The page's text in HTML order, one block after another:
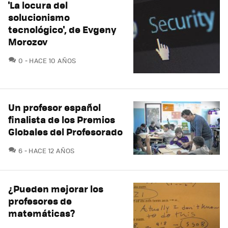
'La locura del
solucionismo
tecnológico', de Evgeny
Morozov
0 COMENTARIOS
HACE 10 AÑOS
Un profesor español
finalista de los Premios
Globales del Profesorado
6 COMENTARIOS
HACE 12 AÑOS
¿Pueden mejorar los
profesores de
matemáticas?